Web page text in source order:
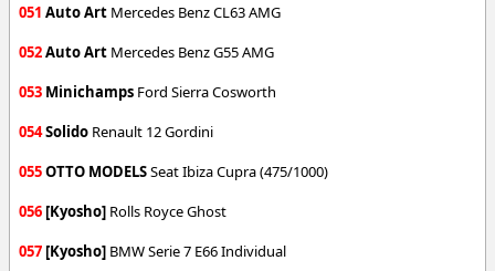
051 Auto Art Mercedes Benz CL63 AMG
052Auto Art Mercedes Benz G55 AMG
053 Minichamps Ford Sierra Cosworth
054Solido Renault 12 Gordini
055OTTO MODELSSeat Ibiza Cupra (475/1000)
056[Kyosho] Rolls Royce Ghost
057[Kyosho] BMW Serie 7 E66 Individual